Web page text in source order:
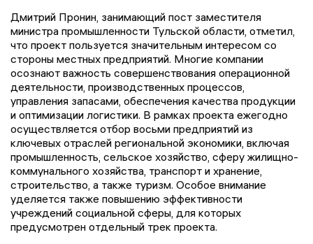
Дмитрий Пронин, занимающий пост заместителя
министра промышленности Тульской области, отметил,
что проект пользуется значительным интересом со
стороны местных предприятий. Многие компании
осознают важность совершенствования операционной
деятельности, производственных процессов,
управления запасами, обеспечения качества продукции
и оптимизации логистики. В рамках проекта ежегодно
осуществляется отбор восьми предприятий из
ключевых отраслей региональной экономики, включая
промышленность, сельское хозяйство, сферу жилищно-
коммунального хозяйства, транспорт и хранение,
строительство, а также туризм. Особое внимание
уделяется также повышению эффективности
учреждений социальной сферы, для которых
предусмотрен отдельный трек проекта.